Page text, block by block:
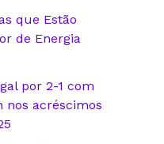
que Estão
de Energia
por 2-1 com
nos acréscimos